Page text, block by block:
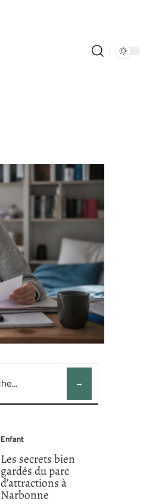
Enfant
Les secrets bien
gardés du parc
d’attractions à
Narbonne